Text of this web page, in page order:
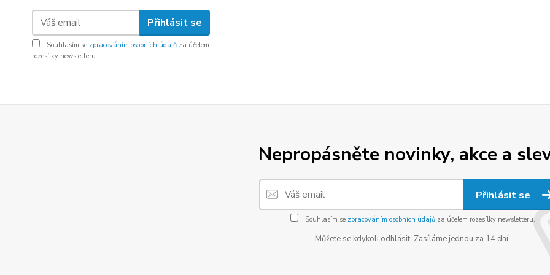
Přihlásit se
Souhlasím se zpracováním osobních údajů za účelem
rozesílky newsletteru.
Nepropásněte novinky, akce a
Přihlásit se
Souhlasím se zpracováním osobních údajůza účelem rozesílky newsletteru.
Můžete se kdykoli odhlásit. Zasíláme jednou za 14 dní.